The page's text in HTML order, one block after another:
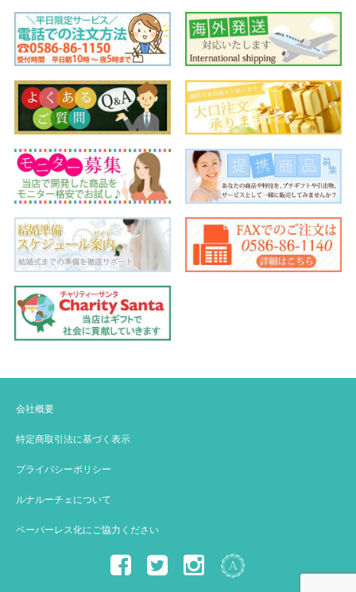
会社概要
特定商取引法に基づく表示
プライバシーポリシー
ルナルーチェについて
ペーパーレス化にご協力ください